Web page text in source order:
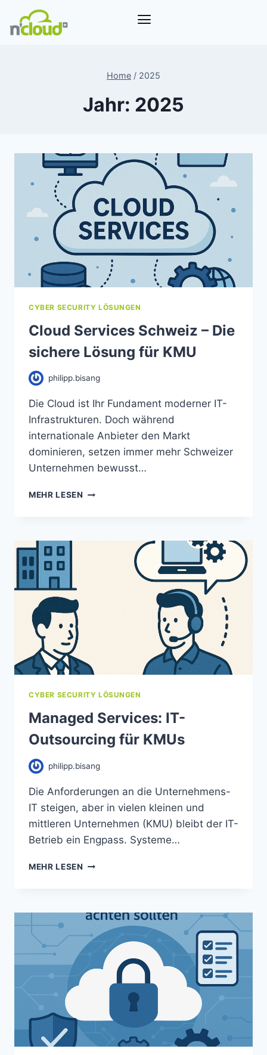
Home / 2025
Jahr: 2025
CYBER SECURITY LÖSUNGEN
Cloud Services Schweiz – Die
sichere Lösung für KMU
philipp.bisang
Die Cloud ist Ihr Fundament moderner IT-
Infrastrukturen. Doch während
internationale Anbieter den Markt
dominieren, setzen immer mehr Schweizer
Unternehmen bewusst…
MEHR LESEN
CYBER SECURITY LÖSUNGEN
Managed Services: IT-
Outsourcing für KMUs
philipp.bisang
Die Anforderungen an die Unternehmens-
IT steigen, aber in vielen kleinen und
mittleren Unternehmen (KMU) bleibt der IT-
Betrieb ein Engpass. Systeme…
MEHR LESEN